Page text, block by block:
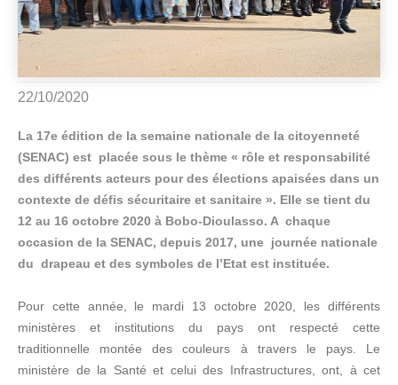
22/10/2020
La 17e édition de la semaine nationale de la citoyenneté
(SENAC) est placée sous le thème « rôle et responsabilité
des différents acteurs pour des élections apaisées dans un
contexte de défis sécuritaire et sanitaire ». Elle se tient du
12 au 16 octobre 2020 à Bobo-Dioulasso. A chaque
occasion de la SENAC, depuis 2017, une journée nationale
du drapeau et des symboles de l’Etat est instituée.
Pour cette année, le mardi 13 octobre 2020, les différents
ministères et institutions du pays ont respecté cette
traditionnelle montée des couleurs à travers le pays. Le
ministère de la Santé et celui des Infrastructures, ont, à cet